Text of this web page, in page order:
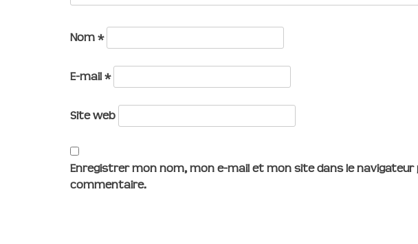
Nom *
E-mail *
Site web
Enregistrer mon nom, mon e-mail et mon site dans le navigateur
commentaire.